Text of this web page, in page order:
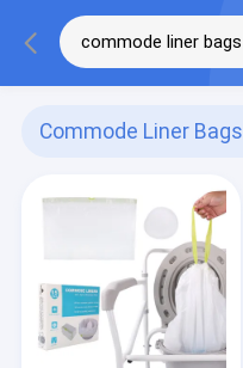
Commode Liner Bags